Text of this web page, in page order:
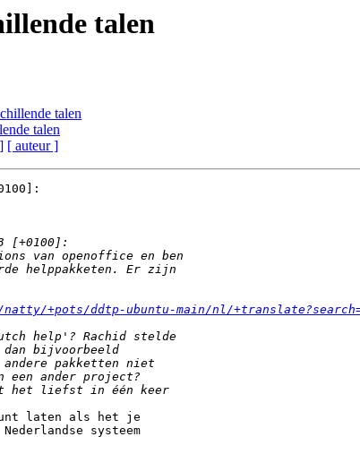
talen
talen
talen
[ auteur ]
+pots/ddtp-ubuntu-main/nl/
laten als het je
systeem